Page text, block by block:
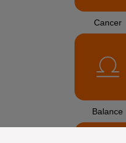
Cancer
Balance